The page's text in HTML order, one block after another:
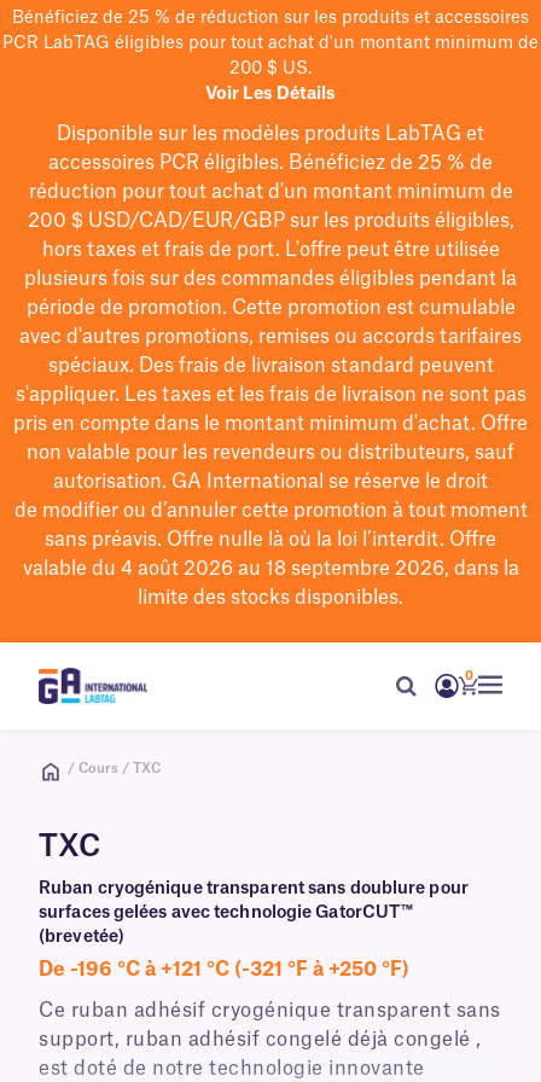
Bénéficiez de 25 % de réduction sur les produits et accessoires
PCR LabTAG éligibles pour tout achat d'un montant minimum de
200 $ US.
Voir Les Détails
Disponible sur les modèles produits LabTAG et
accessoires PCR éligibles. Bénéficiez de 25 % de
réduction pour tout achat d'un montant minimum de
200 $USD/CAD/EUR/GBPsur les produits éligibles,
hors taxes et frais de port. L'offre peut être utilisée
plusieurs fois sur des commandes éligibles pendant la
période de promotion. Cette promotion est cumulable
avec d'autres promotions, remises ou accords tarifaires
spéciaux. Des frais de livraison standard peuvent
s'appliquer. Les taxes et les frais de livraison ne sont pas
pris en compte dans le montant minimum d'achat. Offre
non valable pour les revendeurs ou distributeurs, sauf
autorisation. GA International se réserve le droit
de modifierou d’annuler cette promotion à tout moment
sans préavis. Offre nulle là où la loi l’interdit. Offre
valable du 4 août 2026 au 18 septembre 2026, dans la
limite des stocks disponibles.
0
/ Cours / TXC
TXC
Ruban cryogénique transparent sans doublure pour
surfaces gelées avec technologie GatorCUT™
(brevetée)
De -196 °C à +121 °C (-321 °F à +250 °F)
Ce ruban adhésif cryogénique transparent sans
support, ruban adhésif congelé déjà congelé ,
est doté de notre technologie innovante